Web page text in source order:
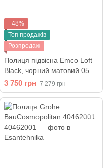
−48%
Топ продажів
Розпродаж
Полиця підвісна Emco Loft
Black, чорний матовий 0545
133 02
3 750 грн 7 279 грн